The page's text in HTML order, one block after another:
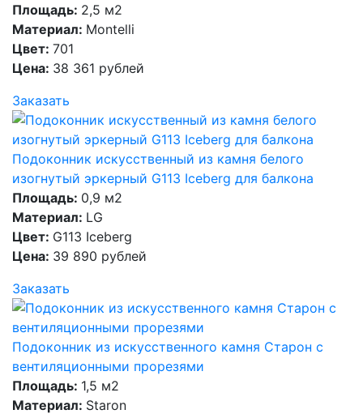
Площадь: 2,5 м2
Материал: Montelli
Цвет: 701
Цена: 38 361 рублей
Заказать
Подоконник искусственный из камня белого
изогнутый эркерный G113 Iceberg для балкона
Площадь: 0,9 м2
Материал: LG
Цвет: G113 Iceberg
Цена: 39 890 рублей
Заказать
Подоконник из искусственного камня Старон с
вентиляционными прорезями
Площадь: 1,5 м2
Материал: Staron